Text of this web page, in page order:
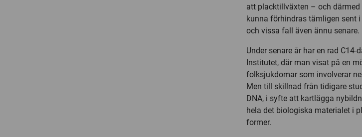
att placktillväxten – och
kunna förhindras tämligen sent
och vissa fall även ännu senare.
Under senare år har en rad
Institutet, där man visat på en
folksjukdomar som involverar
Men till skillnad från tidigare
DNA, i syfte att kartlägga
hela det biologiska materialet i
former.